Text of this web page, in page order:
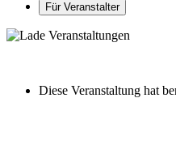
Für Veranstalter
Diese Veranstaltung hat